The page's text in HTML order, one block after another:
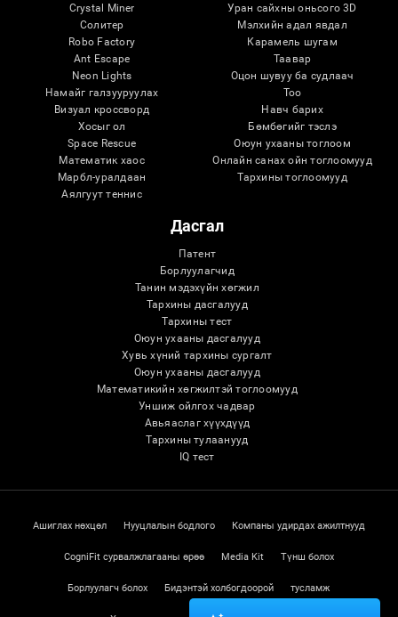
Crystal Miner
Солитер
Robo Factory
Ant Escape
Neon Lights
Намайг галзууруулах
Визуал кроссворд
Хосыг ол
Space Rescue
Математик хаос
Марбл-уралдаан
Аялгуут теннис
Уран сайхны оньсого 3D
Мэлхийн адал явдал
Карамель шугам
Таавар
Оцон шувуу ба судлаач
Тоо
Навч барих
Бөмбөгийг тэслэ
Оюун ухааны тоглоом
Онлайн санах ойн тоглоомууд
Тархины тоглоомууд
Дасгал
Патент
Борлуулагчид
Танин мэдэхүйн хөгжил
Тархины дасгалууд
Тархины тест
Оюун ухааны дасгалууд
Хувь хүний ​​тархины сургалт
Оюун ухааны дасгалууд
Математикийн хөгжилтэй тоглоомууд
Уншиж ойлгох чадвар
Авьяаслаг хүүхдүүд
Тархины тулаанууд
IQ тест
Ашиглах нөхцөл Нууцлалын бодлого Компаны удирдах ажилтнууд
CogniFit сурвалжлагааны өрөө Media Kit Түнш болох
Борлуулагч болох Бидэнтэй холбогдоорой тусламж